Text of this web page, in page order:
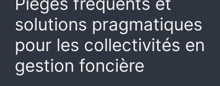
solutions pragmatiques
pour les collectivités en
gestion foncière